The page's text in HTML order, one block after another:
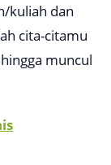
kuliah dan
cita-citamu
muncul